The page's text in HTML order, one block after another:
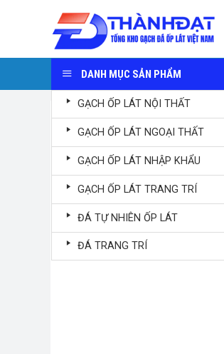
DANH MỤC SẢN PHẨM
GẠCH ỐP LÁT NỘI THẤT
GẠCH ỐP LÁT NGOẠI THẤT
GẠCH ỐP LÁT NHẬP KHẨU
GẠCH ỐP LÁT TRANG TRÍ
ĐÁ TỰ NHIÊN ỐP LÁT
ĐÁ TRANG TRÍ